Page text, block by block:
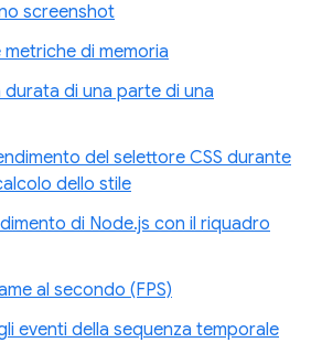
screenshot
metriche di memoria
durata di una parte di una
del selettore CSS durante
dello stile
di Node.js con il riquadro
al secondo (FPS)
eventi della sequenza temporale